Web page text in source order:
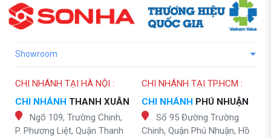
Showroom
CHI NHÁNH TẠI HÀ NỘI :
CHI NHÁNH THANH XUÂN
Ngõ 109, Trường Chinh,
P. Phương Liệt, Quận Thanh
CHI NHÁNH TẠI TP.HCM :
CHI NHÁNH PHÚ NHUẬN
Số 95 Đường Trường
Chinh, Quận Phú Nhuận, Hồ